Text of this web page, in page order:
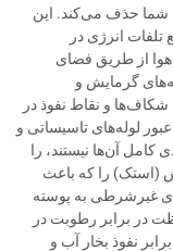
شما حذف می‌کند. این
تلفات انرژی در
از طریق فضای
از کل هزینه‌های گرمایش و
و نقاط نفوذ در
لوله‌های تاسیساتی و
کامل آن‌ها نیستند، را
(استک) را که باعث
غیرشرطی به پوسته
در برابر رطوبت در
نفوذ بخار آب و